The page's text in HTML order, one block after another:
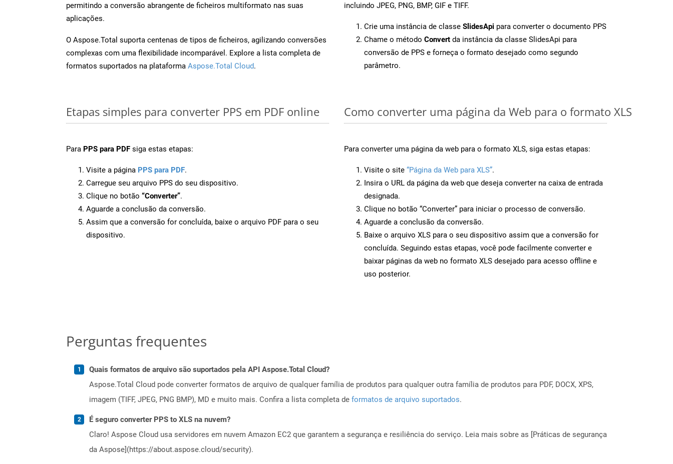
permitindo a conversão abrangente de ficheiros multiformato nas suas
aplicações.
O Aspose.Total suporta centenas de tipos de ficheiros, agilizando conversões
complexas com uma flexibilidade incomparável. Explore a lista completa de
formatos suportados na plataforma Aspose.Total Cloud.
incluindo JPEG, PNG, BMP, GIF e TIFF.
Crie uma instância de classe SlidesApi para converter o documento PPS
Chame o método Convert da instância da classe SlidesApi para
conversão de PPS e forneça o formato desejado como segundo
parâmetro.
Etapas simples para converter PPS em PDF online
Para PPS para PDF siga estas etapas:
Visite a página PPS para PDF.
Carregue seu arquivo PPS do seu dispositivo.
Clique no botão “Converter”.
Aguarde a conclusão da conversão.
Assim que a conversão for concluída, baixe o arquivo PDF para o seu
dispositivo.
Como converter uma página da Web para o formato XLS
Para converter uma página da web para o formato XLS, siga estas etapas:
Visite o site “Página da Web para XLS”.
Insira o URL da página da web que deseja converter na caixa de entrada
designada.
Clique no botão “Converter” para iniciar o processo de conversão.
Aguarde a conclusão da conversão.
Baixe o arquivo XLS para o seu dispositivo assim que a conversão for
concluída. Seguindo estas etapas, você pode facilmente converter e
baixar páginas da web no formato XLS desejado para acesso offline e
uso posterior.
Perguntas frequentes
Quais formatos de arquivo são suportados pela API Aspose.Total Cloud?
Aspose.Total Cloud pode converter formatos de arquivo de qualquer família de produtos para qualquer outra família de produtos para PDF, DOCX, XPS,
imagem (TIFF, JPEG, PNG BMP), MD e muito mais. Confira a lista completa de formatos de arquivo suportados.
É seguro converter PPS to XLS na nuvem?
Claro! Aspose Cloud usa servidores em nuvem Amazon EC2 que garantem a segurança e resiliência do serviço. Leia mais sobre as [Práticas de segurança
da Aspose](https://about.aspose.cloud/security).